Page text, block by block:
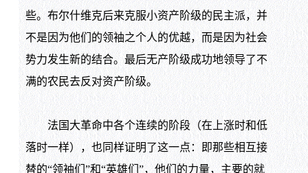
些。布尔什维克后来克服小资产阶级的民主派，并
不是因为他们的领袖之个人的优越，而是因为社会
势力发生新的结合。最后无产阶级成功地领导了不
满的农民去反对资产阶级。
法国大革命中各个连续的阶段（在上涨时和低
落时一样），也同样证明了这一点：即那些相互接
替的“领袖们”和“英雄们”，他们的力量，主要的就